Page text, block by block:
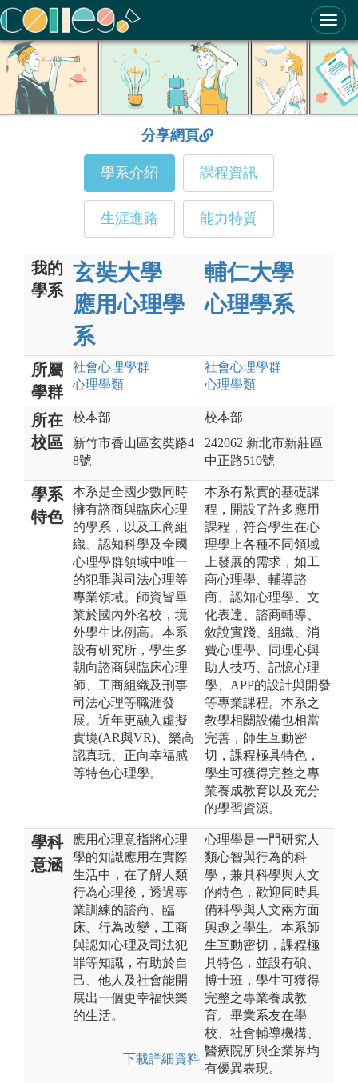
ColleGo! 大學選才與高中育才輔助系統
分享網頁
學系介紹 課程資訊
生涯進路 能力特質
我的
學系
玄奘大學
應用心理學
系
輔仁大學
心理學系
所屬
學群
社會心理學群
心理學類
社會心理學群
心理學類
所在
校區
校本部
新竹市香山區玄奘路4
8號
校本部
242062 新北市新莊區
中正路510號
學系
特色
本系是全國少數同時
擁有諮商與臨床心理
的學系，以及工商組
織、認知科學及全國
心理學群領域中唯一
的犯罪與司法心理等
專業領域。師資皆畢
業於國內外名校，境
外學生比例高。本系
設有研究所，學生多
朝向諮商與臨床心理
師、工商組織及刑事
司法心理等職涯發
展。近年更融入虛擬
實境(AR與VR)、樂高
認真玩、正向幸福感
等特色心理學。
本系有紮實的基礎課
程，開設了許多應用
課程，符合學生在心
理學上各種不同領域
上發展的需求，如工
商心理學、輔導諮
商、認知心理學、文
化表達、諮商輔導、
敘說實踐、組織、消
費心理學、同理心與
助人技巧、記憶心理
學、APP的設計與開發
等專業課程。本系之
教學相關設備也相當
完善，師生互動密
切，課程極具特色，
學生可獲得完整之專
業養成教育以及充分
的學習資源。
學科
意涵
應用心理意指將心理
學的知識應用在實際
生活中，在了解人類
行為心理後，透過專
業訓練的諮商、臨
床、行為改變，工商
與認知心理及司法犯
罪等知識，有助於自
己、他人及社會能開
展出一個更幸福快樂
的生活。
下載詳細資料
心理學是一門研究人
類心智與行為的科
學，兼具科學與人文
的特色，歡迎同時具
備科學與人文兩方面
興趣之學生。本系師
生互動密切，課程極
具特色，並設有碩、
博士班，學生可獲得
完整之專業養成教
育。畢業系友在學
校、社會輔導機構、
醫療院所與企業界均
有優異表現。